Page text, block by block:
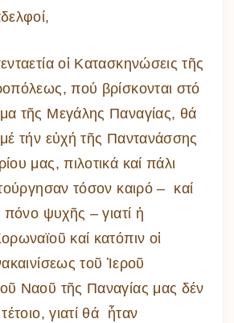
οἱ Κατασκηνώσεις τῆς
πού βρίσκονται στό
τῆς Μεγάλης Παναγίας, θά
τήν εὐχή τῆς Παντανάσσης
μας, πιλοτικά καί πάλι
τόσον καιρό – καί
πόνο ψυχῆς – γιατί ἡ
καί κατόπιν οἱ
τοῦ Ἱεροῦ
Ναοῦ τῆς Παναγίας μας δέν
γιατί θά ἦταν